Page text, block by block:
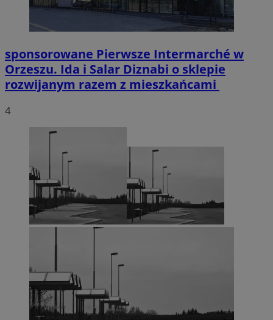
sponsorowane Pierwsze Intermarché w
Orzeszu. Ida i Salar Diznabi o sklepie
rozwijanym razem z mieszkańcami
4